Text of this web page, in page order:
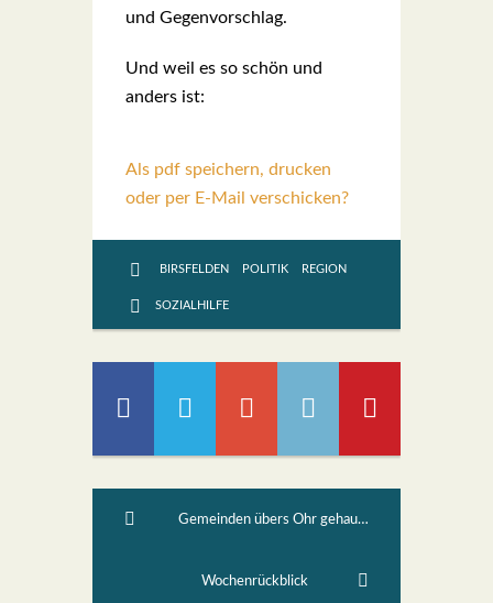
und Gegen­vor­schlag.
Und weil es so schön und
anders ist:
Als pdf speichern, drucken
oder per E-Mail verschicken?
BIRSFELDEN POLITIK REGION
SOZIALHILFE
Gemeinden übers Ohr gehauen!
Wochenrückblick